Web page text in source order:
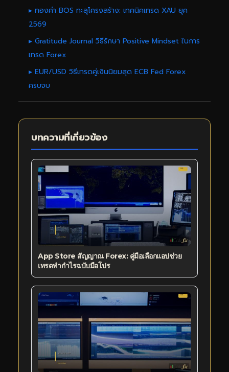
▸ ทองคำ BOS ทะลุโครงสร้าง: เทคนิคเทรด XAU ยุค
2569
▸ Gratitude Journal วิธีรักษา Positive Mindset ในการ
เทรด Forex
▸ EUR/USD วิธีเทรดคู่เงินนิยมสุด ECB Fed Forex
ครบจบ
บทความที่เกี่ยวข้อง
App Store สัญญาณ Forex: คู่มือเลือกแอปช่วย
เทรดทำกำไรฉบับมือโปร